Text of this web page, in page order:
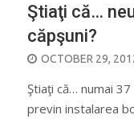
Ştiaţi că…
căpşuni?
POSTED
OCTOBER 29,
Ştiaţi că… numai
previn instalarea